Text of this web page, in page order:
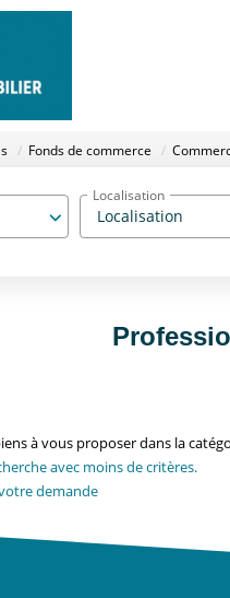
Fonds de commerce
Localisation
Localisation
à vous proposer dans la
avec moins de critères.
demande